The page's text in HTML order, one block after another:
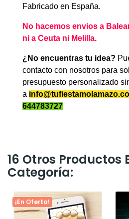
Fabricado en España.
No hacemos envios a
ni a Ceuta ni Melilla.
¿No encuentras tu idea?
contacto con nosotros para
presupuesto personalizado
a
644783727
16 Otros Productos
Categoría:
¡En Oferta!